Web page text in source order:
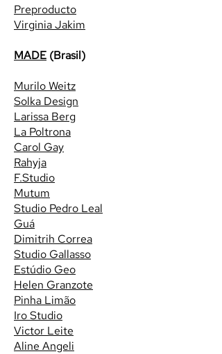
Preproducto
Virginia Jakim
MADE (Brasil)
Murilo Weitz
Solka Design
Larissa Berg
La Poltrona
Carol Gay
Rahyja
F.Studio
Mutum
Studio Pedro Leal
Guá
Dimitrih Correa
Studio Gallasso
Estúdio Geo
Helen Granzote
Pinha Limão
Iro Studio
Victor Leite
Aline Angeli